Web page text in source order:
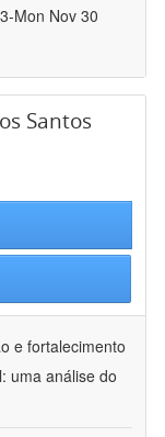
Mon Nov 30
Santos
e fortalecimento
uma análise do